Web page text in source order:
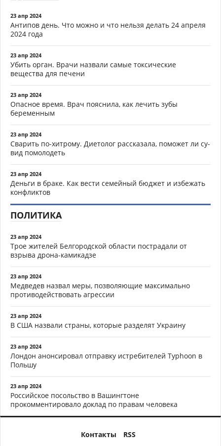
23 апр 2024
Антипов день. Что можно и что нельзя делать 24 апреля
2024 года
23 апр 2024
Убить орган. Врачи назвали самые токсические
вещества для печени
23 апр 2024
Опасное время. Врач пояснила, как лечить зубы
беременным
23 апр 2024
Сварить по-хитрому. Диетолог рассказала, поможет ли су-
вид помолодеть
23 апр 2024
Деньги в браке. Как вести семейный бюджет и избежать
конфликтов
ПОЛИТИКА
23 апр 2024
Трое жителей Белгородской области пострадали от
взрыва дрона-камикадзе
23 апр 2024
Медведев назвал меры, позволяющие максимально
противодействовать агрессии
23 апр 2024
В США назвали страны, которые разделят Украину
23 апр 2024
Лондон анонсировал отправку истребителей Typhoon в
Польшу
23 апр 2024
Российское посольство в Вашингтоне
прокомментировало доклад по правам человека
Контакты RSS